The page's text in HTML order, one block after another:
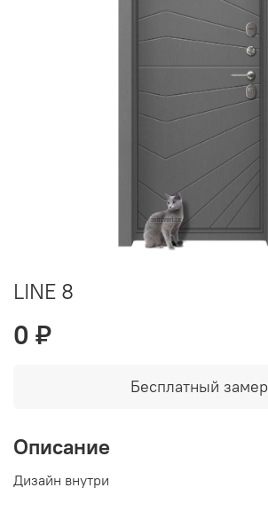
LINE 8
0 ₽
Бесплатный замер
Описание
Дизайн внутри